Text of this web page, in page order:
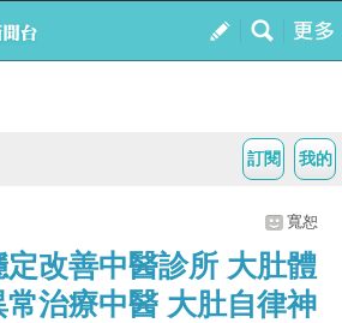
我的
訂閱
寬恕
改善中醫診所 大肚體
治療中醫 大肚自律神